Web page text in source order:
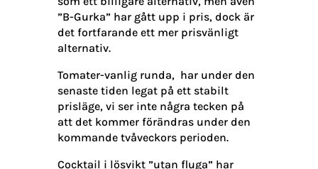
”B-Gurka” har gått upp i pris, dock är
det fortfarande ett mer prisvänligt
alternativ.
Tomater-vanlig runda, har under den
senaste tiden legat på ett stabilt
prisläge, vi ser inte några tecken på
att det kommer förändras under den
kommande tvåveckors perioden.
Cocktail i lösvikt ”utan fluga” har